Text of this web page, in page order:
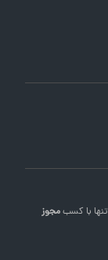
تنها با کسبمجوز